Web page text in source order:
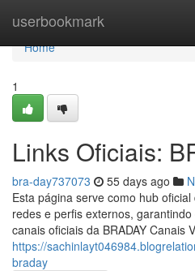
userbookmark
Home
Home
1
Links Oficiais:
bra-day737073 55 days ago
Esta página serve como hub
redes e perfis externos,
canais oficiais da BRADAY Canais
https://
braday